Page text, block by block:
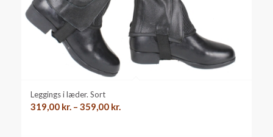
Leggings i læder. Sort
319,00 kr. – 359,00 kr.